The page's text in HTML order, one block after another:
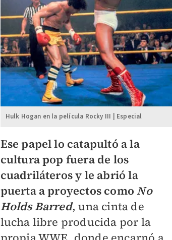
Hulk Hogan en la película Rocky III | Especial
Ese papel lo catapultó a la
cultura pop fuera de los
cuadriláteros y le abrió la
puerta a proyectos comoNo
Holds Barred, una cinta de
lucha libre producida por la